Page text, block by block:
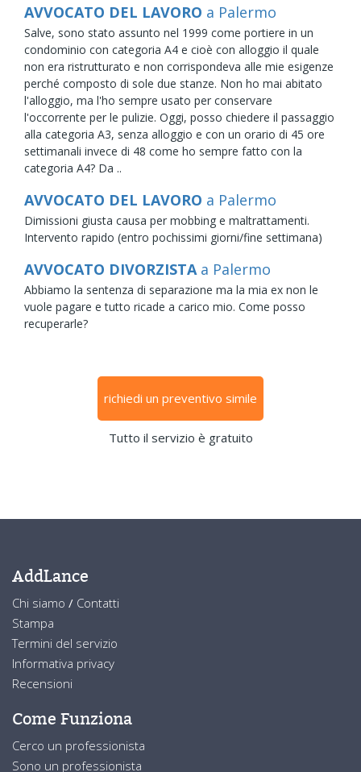
AVVOCATO DEL LAVORO a Palermo
Salve, sono stato assunto nel 1999 come portiere in un
condominio con categoria A4 e cioè con alloggio il quale
non era ristrutturato e non corrispondeva alle mie esigenze
perché composto di sole due stanze. Non ho mai abitato
l'alloggio, ma l'ho sempre usato per conservare
l'occorrente per le pulizie. Oggi, posso chiedere il passaggio
alla categoria A3, senza alloggio e con un orario di 45 ore
settimanali invece di 48 come ho sempre fatto con la
categoria A4? Da ..
AVVOCATO DEL LAVORO a Palermo
Dimissioni giusta causa per mobbing e maltrattamenti.
Intervento rapido (entro pochissimi giorni/fine settimana)
AVVOCATO DIVORZISTA a Palermo
Abbiamo la sentenza di separazione ma la mia ex non le
vuole pagare e tutto ricade a carico mio. Come posso
recuperarle?
richiedi un preventivo simile
Tutto il servizio è gratuito
AddLance
Chi siamo / Contatti
Stampa
Termini del servizio
Informativa privacy
Recensioni
Come Funziona
Cerco un professionista
Sono un professionista